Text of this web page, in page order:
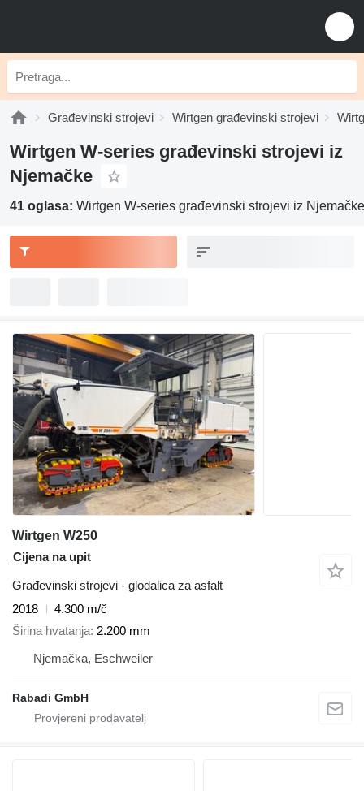
Građevinski strojevi Wirtgen građevinski strojevi
Wirtgen W-series građevinski strojevi iz
Njemačke
41 oglasa: Wirtgen W-series građevinski strojevi iz Njemačke
Wirtgen W250
Cijena na upit
Građevinski strojevi - glodalica za asfalt
2018
4.300 m/č
Širina hvatanja 2.200 mm
Njemačka, Eschweiler
Rabadi GmbH